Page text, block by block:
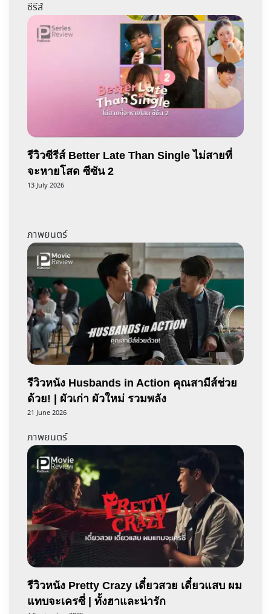
ซีรีส์
รีวิวซีรีส์ Better Late Than Single ไม่สายที่
จะหายโสด ซีซัน 2
13 July 2026
ภาพยนตร์
รีวิวหนัง Husbands in Action คุณสามีส์ช่วย
ด้วย! | ผัวเก่า ผัวใหม่ รวมพลัง
21 June 2026
ภาพยนตร์
รีวิวหนัง Pretty Crazy เดี๋ยวสวย เดี๋ยวแสบ ผม
แทบจะเครซี่ | ทั้งฮาและน่ารัก